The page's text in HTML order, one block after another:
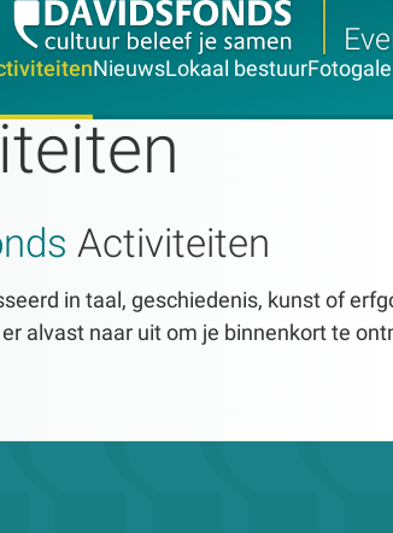
NieuwsLokaal bestuur
Activiteiten
in taal, geschiedenis, kunst of
alvast naar uit om je binnenkort te